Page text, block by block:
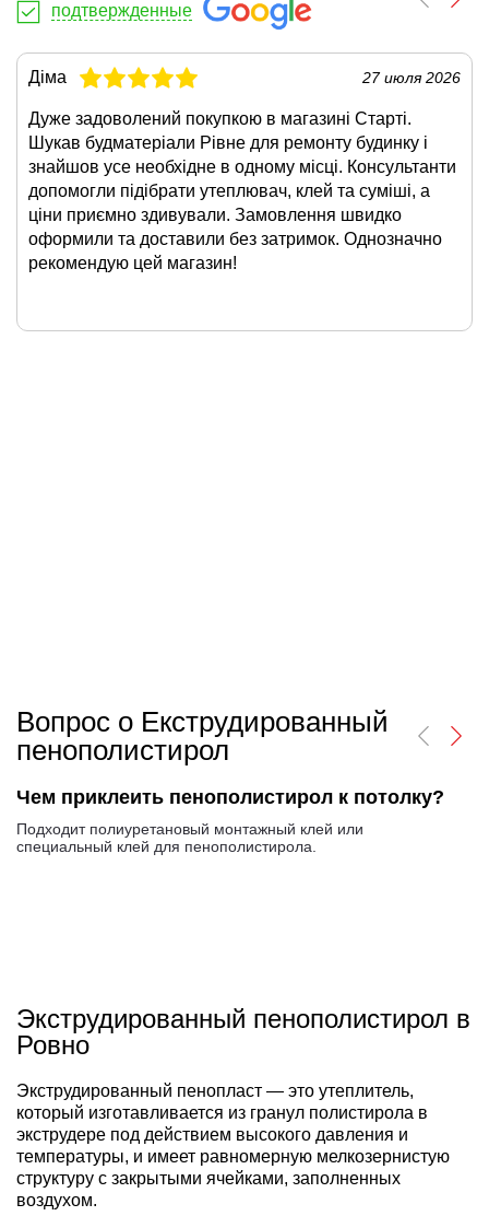
подтвержденные
Діма 27 июля 2026
Дуже задоволений покупкою в магазині Старті.
Шукав будматеріали Рівне для ремонту будинку і
знайшов усе необхідне в одному місці. Консультанти
допомогли підібрати утеплювач, клей та суміші, а
ціни приємно здивували. Замовлення швидко
оформили та доставили без затримок. Однозначно
рекомендую цей магазин!
Вопрос о Екструдированный
пенополистирол
Чем приклеить пенополистирол к потолку?
Подходит полиуретановый монтажный клей или
специальный клей для пенополистирола.
Экструдированный пенополистирол в
Ровно
Экструдированный пенопласт — это утеплитель,
который изготавливается из гранул полистирола в
экструдере под действием высокого давления и
температуры, и имеет равномерную мелкозернистую
структуру с закрытыми ячейками, заполненных
воздухом.